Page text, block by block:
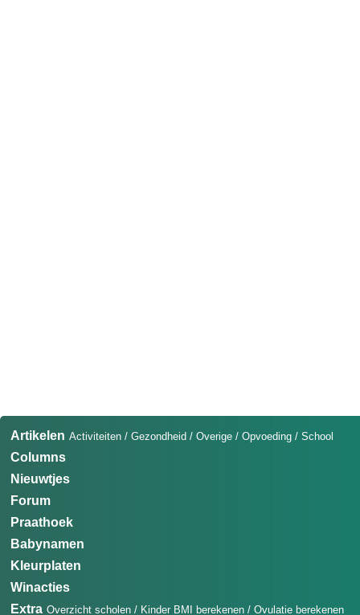
Artikelen Activiteiten / Gezondheid / Overige / Opvoeding / School
Columns
Nieuwtjes
Forum
Praathoek
Babynamen
Kleurplaten
Winacties
Extra Overzicht scholen / Kinder BMI berekenen / Ovulatie berekenen